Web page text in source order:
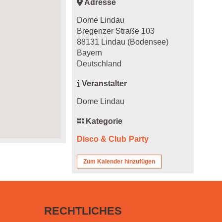
Adresse
Dome Lindau
Bregenzer Straße 103
88131 Lindau (Bodensee)
Bayern
Deutschland
Veranstalter
Dome Lindau
Kategorie
Disco & Club Party
Zum Kalender hinzufügen
RECHTLICHES